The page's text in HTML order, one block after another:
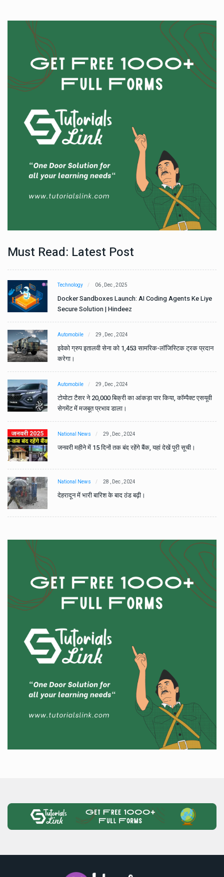
Must Read: Latest Post
Technology 06 , Dec , 2025
Docker Sandboxes Launch: AI Coding Agents Ke Liye
Secure Solution | Hindeez
Automobile 29 , Dec , 2024
इवेको ग्रुप इतालवी सेना को 1,453 सामरिक-लॉजिस्टिक ट्रक प्रदान
करेगा।
Automobile 29 , Dec , 2024
टोयोटा टैसर ने 20,000 बिक्री का आंकड़ा पार किया, कॉम्पैक्ट एसयूवी
सेगमेंट में मजबूत प्रभाव डाला।
National News 29 , Dec , 2024
जनवरी महीने में 15 दिनों तक बंद रहेंगे बैंक, यहां देखें पूरी सूची।
National News 28 , Dec , 2024
देहरादून में भारी बारिश के बाद ठंड बढ़ी।